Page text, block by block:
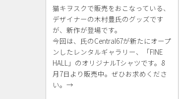
猫キヲスクで販売をおこなっている、
デザイナーの木村豊氏のグッズです
が、新作が登場です。
今回は、氏のCentral67が新たにオープ
ンしたレンタルギャラリー、「FINE
HALL」のオリジナルTシャツです。8
月7日より販売中。ぜひお求めくださ
い。→